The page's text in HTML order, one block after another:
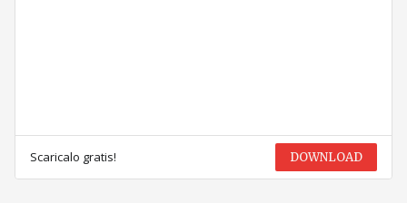
Scaricalo gratis! DOWNLOAD